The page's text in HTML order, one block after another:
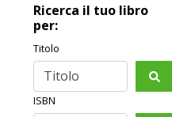
Ricerca il tuo libro
per:
Titolo
ISBN